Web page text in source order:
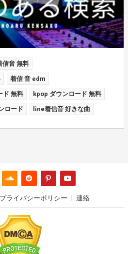
信音 無料
着信 音 edm
ド 無料 kpop ダウンロード 無料
ロード line着信音 好きな曲
プライバシーポリシー 連絡